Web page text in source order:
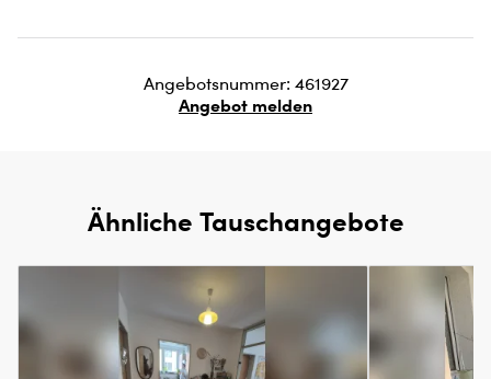
Angebotsnummer: 461927
Angebot melden
Ähnliche Tauschangebote